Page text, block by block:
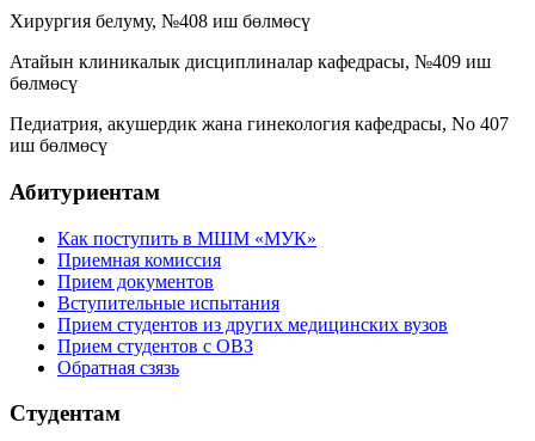
Хирургия белуму, №408 иш бөлмөсү
Атайын клиникалык дисциплиналар кафедрасы, №409 иш
бөлмөсү
Педиатрия, акушердик жана гинекология кафедрасы, No 407
иш бөлмөсү
Абитуриентам
Как поступить в МШМ «МУК»
Приемная комиссия
Прием документов
Вступительные испытания
Прием студентов из других медицинских вузов
Прием студентов с ОВЗ
Обратная сзязь
Студентам